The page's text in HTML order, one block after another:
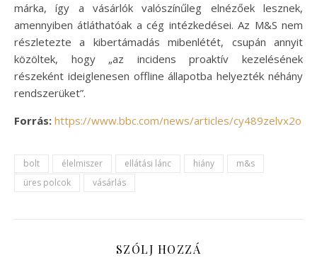
márka, így a vásárlók valószínűleg elnézőek lesznek,
amennyiben átláthatóak a cég intézkedései. Az M&S nem
részletezte a kibertámadás mibenlétét, csupán annyit
közöltek, hogy „az incidens proaktív kezelésének
részeként ideiglenesen offline állapotba helyezték néhány
rendszerüket”.
Forrás: https://www.bbc.com/news/articles/cy489zelvx2o
bolt élelmiszer ellátási lánc hiány
m&s
üres polcok
vásárlás
SZÓLJ HOZZÁ